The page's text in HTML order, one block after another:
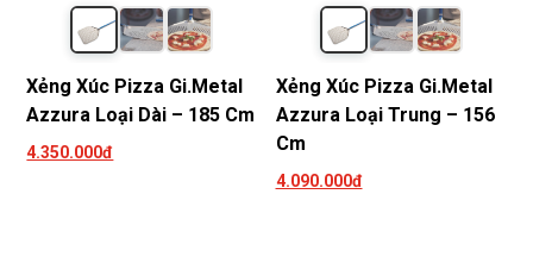
Xẻng Xúc Pizza Gi.Metal
Azzura Loại Dài – 185 Cm
4.350.000đ
Xẻng Xúc Pizza Gi.Metal
Azzura Loại Trung – 156
Cm
4.090.000đ